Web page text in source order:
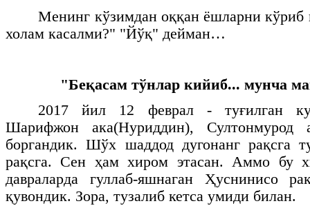
Менинг кўзимдан оққан ёшларни
холам касалми?" "Йўқ" дейман…
"Беқасам тўнлар кийиб... мунча
2017 йил 12 феврал - туғилган
Шарифжон ака(Нуриддин), Султонмурод
боргандик. Шўх шаддод дугонанг рақсга
рақсга. Сен ҳам хиром этасан. Аммо бу
давраларда гуллаб-яшнаган Ҳуснинисо
қувондик. Зора, тузалиб кетса умиди билан.